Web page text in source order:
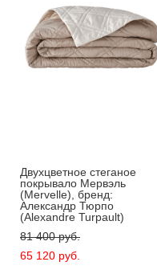
Двухцветное стеганое
покрывало Мервэль
(Mervelle), бренд:
Александр Тюрпо
(Alexandre Turpault)
81 400 pуб.
65 120 pуб.